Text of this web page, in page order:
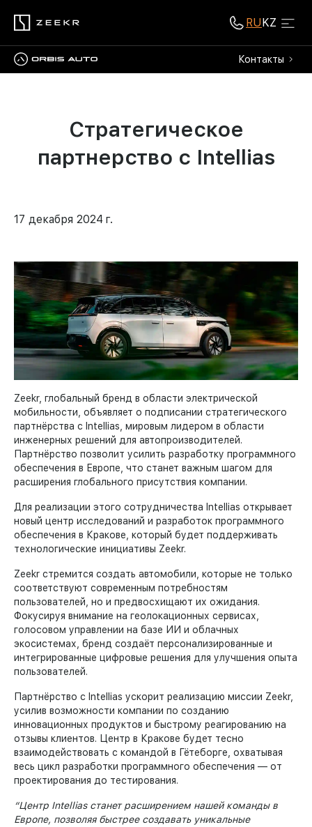
RUKZ
Контакты
Стратегическое
партнерство с Intellias
17 декабря 2024 г.
Zeekr, глобальный бренд в области электрической
мобильности, объявляет о подписании стратегического
партнёрства с Intellias, мировым лидером в области
инженерных решений для автопроизводителей.
Партнёрство позволит усилить разработку программного
обеспечения в Европе, что станет важным шагом для
расширения глобального присутствия компании.
Для реализации этого сотрудничества Intellias открывает
новый центр исследований и разработок программного
обеспечения в Кракове, который будет поддерживать
технологические инициативы Zeekr.
Zeekr стремится создать автомобили, которые не только
соответствуют современным потребностям
пользователей, но и предвосхищают их ожидания.
Фокусируя внимание на геолокационных сервисах,
голосовом управлении на базе ИИ и облачных
экосистемах, бренд создаёт персонализированные и
интегрированные цифровые решения для улучшения опыта
пользователей.
Партнёрство с Intellias ускорит реализацию миссии Zeekr,
усилив возможности компании по созданию
инновационных продуктов и быстрому реагированию на
отзывы клиентов. Центр в Кракове будет тесно
взаимодействовать с командой в Гётеборге, охватывая
весь цикл разработки программного обеспечения — от
проектирования до тестирования.
“Центр Intellias станет расширением нашей команды в
Европе, позволяя быстрее создавать уникальные